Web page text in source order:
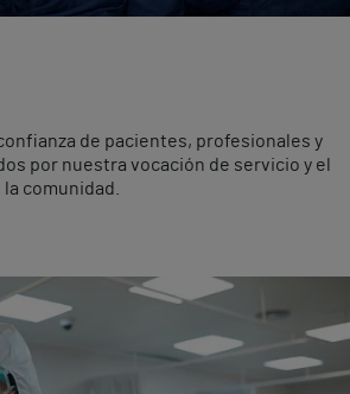
de pacientes, profesionales y
por nuestra vocación de servicio y el
comunidad.